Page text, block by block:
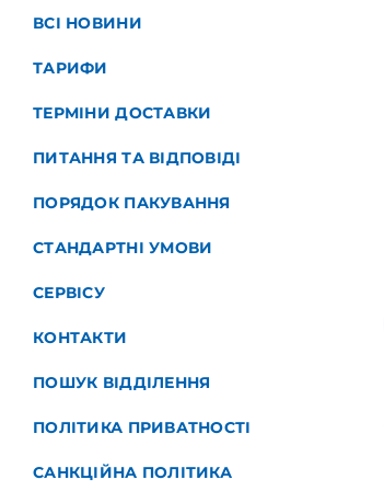
ВСІ НОВИНИ
ТАРИФИ
ТЕРМІНИ ДОСТАВКИ
ПИТАННЯ ТА ВІДПОВІДІ
ПОРЯДОК ПАКУВАННЯ
СТАНДАРТНІ УМОВИ
СЕРВІСУ
КОНТАКТИ
ПОШУК ВІДДІЛЕННЯ
ПОЛІТИКА ПРИВАТНОСТІ
САНКЦІЙНА ПОЛІТИКА